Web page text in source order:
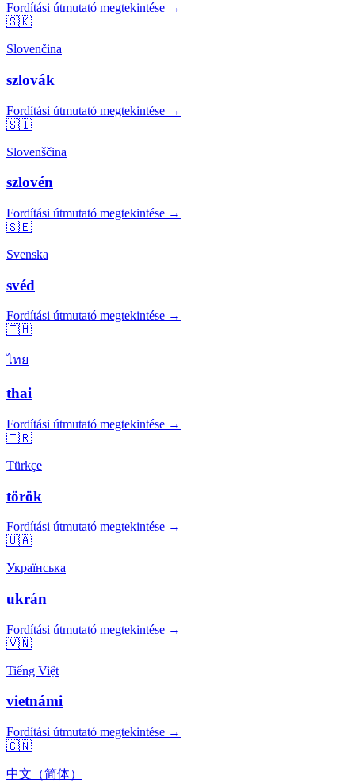
Fordítási útmutató megtekintése →
🇸🇰
Slovenčina
szlovák
Fordítási útmutató megtekintése →
🇸🇮
Slovenščina
szlovén
Fordítási útmutató megtekintése →
🇸🇪
Svenska
svéd
Fordítási útmutató megtekintése →
🇹🇭
ไทย
thai
Fordítási útmutató megtekintése →
🇹🇷
Türkçe
török
Fordítási útmutató megtekintése →
🇺🇦
Українська
ukrán
Fordítási útmutató megtekintése →
🇻🇳
Tiếng Việt
vietnámi
Fordítási útmutató megtekintése →
🇨🇳
中文（简体）